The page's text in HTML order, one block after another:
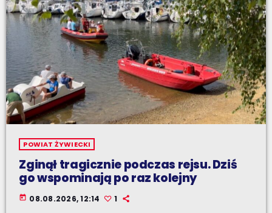
POWIAT ŻYWIECKI
Zginął tragicznie podczas rejsu. Dziś
go wspominają po raz kolejny
today 08.08.2026, 12:14 1